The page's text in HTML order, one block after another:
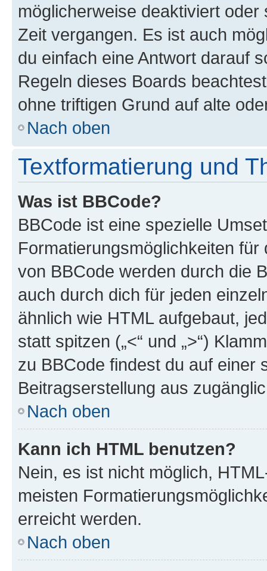
möglicherweise deaktiviert
Zeit vergangen. Es ist auch
du einfach eine Antwort darauf
Regeln dieses Boards
ohne triftigen Grund auf alte
Nach oben
Textformatierung und
Was ist BBCode?
BBCode ist eine spezielle
Formatierungsmöglichkeiten
von BBCode werden durch die
auch durch dich für jeden
ähnlich wie HTML aufgebaut,
statt spitzen („<“ und „>“)
zu BBCode findest du auf einer
Beitragserstellung aus
Nach oben
Kann ich HTML benutzen?
Nein, es ist nicht möglich,
meisten
erreicht werden.
Nach oben